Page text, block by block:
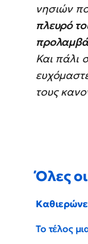
νησιών
πλευρό
Και πάλι
τους
Όλες
Το τέλος